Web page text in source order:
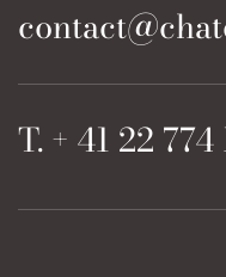
T. + 41 22 774